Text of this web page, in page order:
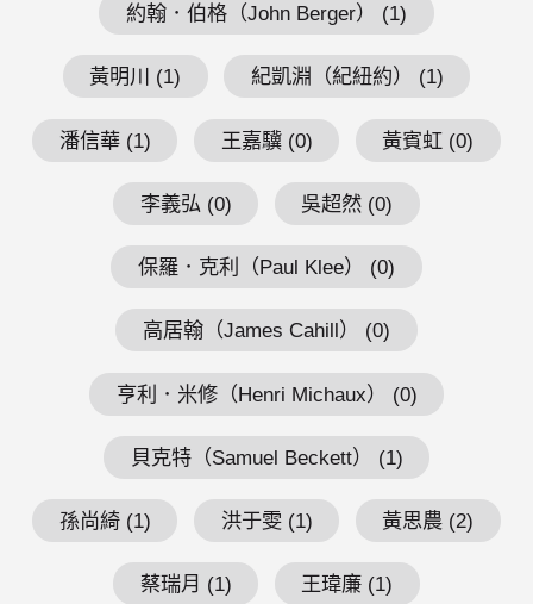
約翰．伯格（John Berger） (1)
黃明川 (1) 紀凱淵（紀紐約） (1)
潘信華 (1) 王嘉驥 (0) 黃賓虹 (0)
李義弘 (0) 吳超然 (0)
保羅．克利（Paul Klee） (0)
高居翰（James Cahill） (0)
亨利．米修（Henri Michaux） (0)
貝克特（Samuel Beckett） (1)
孫尚綺 (1) 洪于雯 (1) 黃思農 (2)
蔡瑞月 (1) 王瑋廉 (1)